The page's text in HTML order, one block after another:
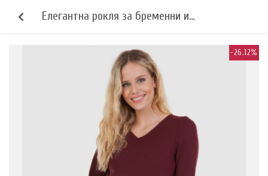
-26.12%
Елегантна рокля за бременни и